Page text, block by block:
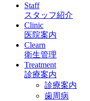
Staff
スタッフ紹介
Clinic
医院案内
Clearn
衛生管理
Treatment
診療案内
診療案内
歯周病